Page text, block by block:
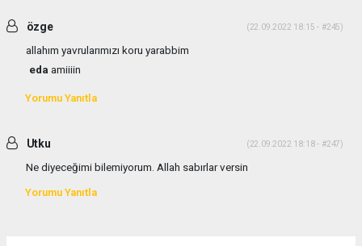
özge (22.09.2022 18:15 - #245)
allahım yavrularımızı koru yarabbim
eda amiiiin
Yorumu Yanıtla
Utku (22.09.2022 18:18 - #247)
Ne diyeceğimi bilemiyorum. Allah sabırlar versin
Yorumu Yanıtla